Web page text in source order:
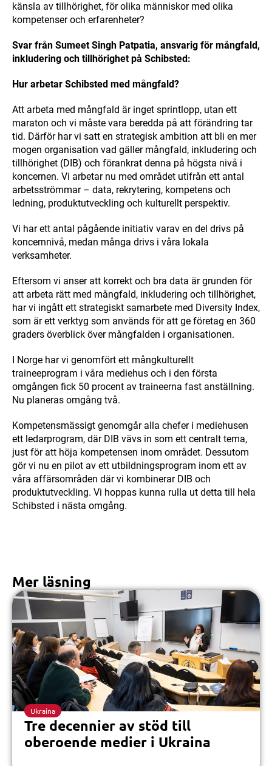
känsla av tillhörighet, för olika människor med olika
kompetenser och erfarenheter?
Svar från Sumeet Singh Patpatia, ansvarig för mångfald,
inkludering och tillhörighet på Schibsted:
Hur arbetar Schibsted med mångfald?
Att arbeta med mångfald är inget sprintlopp, utan ett
maraton och vi måste vara beredda på att förändring tar
tid. Därför har vi satt en strategisk ambition att bli en mer
mogen organisation vad gäller mångfald, inkludering och
tillhörighet (DIB) och förankrat denna på högsta nivå i
koncernen. Vi arbetar nu med området utifrån ett antal
arbetsströmmar – data, rekrytering, kompetens och
ledning, produktutveckling och kulturellt perspektiv.
Vi har ett antal pågående initiativ varav en del drivs på
koncernnivå, medan många drivs i våra lokala
verksamheter.
Eftersom vi anser att korrekt och bra data är grunden för
att arbeta rätt med mångfald, inkludering och tillhörighet,
har vi ingått ett strategiskt samarbete med Diversity Index,
som är ett verktyg som används för att ge företag en 360
graders överblick över mångfalden i organisationen.
I Norge har vi genomfört ett mångkulturellt
traineeprogram i våra mediehus och i den första
omgången fick 50 procent av traineerna fast anställning.
Nu planeras omgång två.
Kompetensmässigt genomgår alla chefer i mediehusen
ett ledarprogram, där DIB vävs in som ett centralt tema,
just för att höja kompetensen inom området. Dessutom
gör vi nu en pilot av ett utbildningsprogram inom ett av
våra affärsområden där vi kombinerar DIB och
produktutveckling. Vi hoppas kunna rulla ut detta till hela
Schibsted i nästa omgång.
Mer läsning
Ukraina
Tre decennier av stöd till
oberoende medier i Ukraina